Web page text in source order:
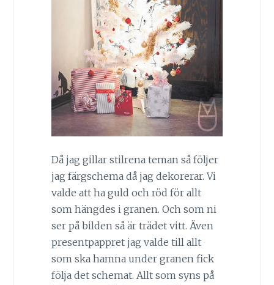
Då jag gillar stilrena teman så följer
jag färgschema då jag dekorerar. Vi
valde att ha guld och röd för allt
som hängdes i granen. Och som ni
ser på bilden så är trädet vitt. Även
presentpappret jag valde till allt
som ska hamna under granen fick
följa det schemat. Allt som syns på